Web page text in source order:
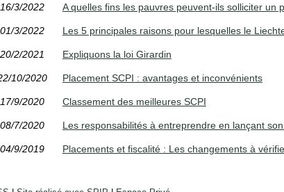
16/3/2022 A quelles fins les pauvres peuvent-ils solliciter un
01/3/2022 Les 5 principales raisons pour lesquelles le
20/2/2021 Expliquons la loi Girardin
10/2020 Placement SCPI : avantages et inconvénients
17/9/2020 Classement des meilleures SCPI
08/7/2020 Les responsabilités à entreprendre en lançant
04/9/2019 Placements et fiscalité : Les changements à